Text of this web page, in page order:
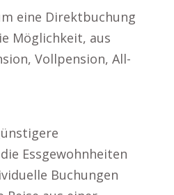
eine Direktbuchung
Möglichkeit, aus
Vollpension, All-
Essgewohnheiten
Buchungen